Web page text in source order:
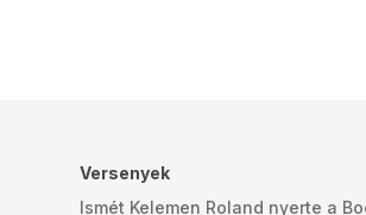
Versenyek
Ismét Kelemen Roland nyerte a